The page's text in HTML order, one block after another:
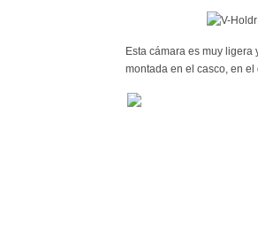
Esta cámara es muy
montada en el casco, en